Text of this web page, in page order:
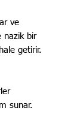
ve
nazik bir
getirir.
sunar.